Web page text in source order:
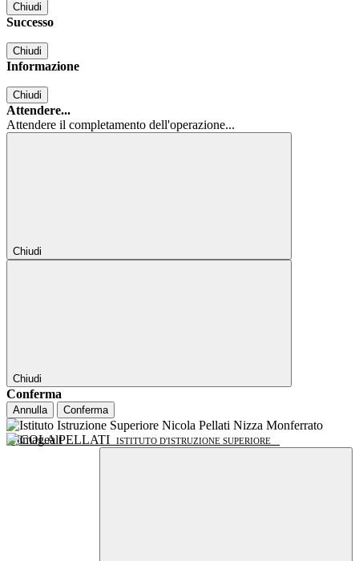
Chiudi
Successo
Chiudi
Informazione
Chiudi
Attendere...
Attendere il completamento dell'operazione...
Chiudi
Chiudi
Conferma
Annulla Conferma
NICOLA PELLATI ISTITUTO D'ISTRUZIONE SUPERIORE